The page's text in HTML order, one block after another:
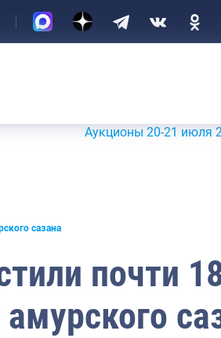
Аукционы 20-21 июля 2026 г.
сазана
почти